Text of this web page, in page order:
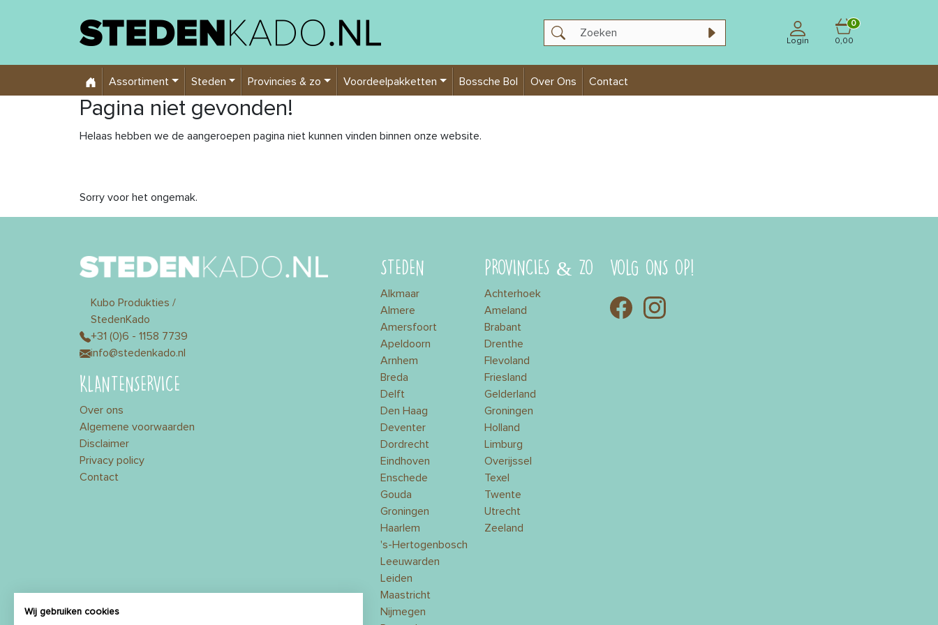
Login
0
0,00
Assortiment Steden Provincies & zo Voordeelpakketten Bossche Bol Over Ons Contact
Pagina niet gevonden!
Helaas hebben we de aangeroepen pagina niet kunnen vinden binnen onze website.
Sorry voor het ongemak.
Kubo Produkties /
StedenKado
+31 (0)6 - 1158 7739
info@stedenkado.nl
KLANTENSERVICE
Over ons
Algemene voorwaarden
Disclaimer
Privacy policy
Contact
STEDEN
Alkmaar
Almere
Amersfoort
Apeldoorn
Arnhem
Breda
Delft
Den Haag
Deventer
Dordrecht
Eindhoven
Enschede
Gouda
Groningen
Haarlem
's-Hertogenbosch
Leeuwarden
Leiden
Maastricht
Nijmegen
PROVINCIES & ZO
Achterhoek
Ameland
Brabant
Drenthe
Flevoland
Friesland
Gelderland
Groningen
Holland
Limburg
Overijssel
Texel
Twente
Utrecht
Zeeland
VOLG ONS OP!
Wij gebruiken cookies